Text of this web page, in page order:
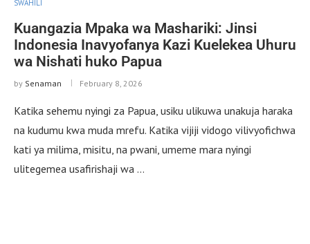
SWAHILI
Kuangazia Mpaka wa Mashariki: Jinsi
Indonesia Inavyofanya Kazi Kuelekea Uhuru
wa Nishati huko Papua
by Senaman February 8, 2026
Katika sehemu nyingi za Papua, usiku ulikuwa unakuja haraka
na kudumu kwa muda mrefu. Katika vijiji vidogo vilivyofichwa
kati ya milima, misitu, na pwani, umeme mara nyingi
ulitegemea usafirishaji wa …